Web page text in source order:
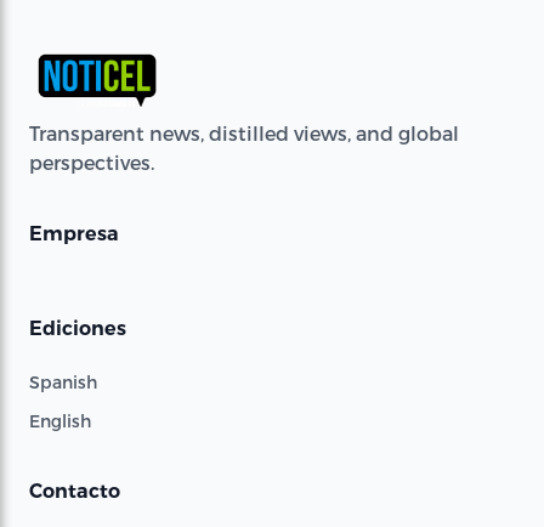
Transparent news, distilled views, and global
perspectives.
Empresa
Ediciones
Spanish
English
Contacto